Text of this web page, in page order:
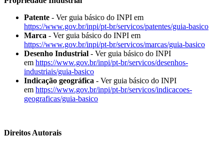
Patente - Ver guia básico do INPI em
https://www.gov.br/inpi/pt-br/servicos/patentes/guia-basico
Marca - Ver guia básico do INPI em
https://www.gov.br/inpi/pt-br/servicos/marcas/guia-basico
Desenho Industrial - Ver guia básico do INPI
em https://www.gov.br/inpi/pt-br/servicos/desenhos-
industriais/guia-basico
Indicação geográfica - Ver guia básico do INPI
em https://www.gov.br/inpi/pt-br/servicos/indicacoes-
geograficas/guia-basico
Direitos Autorais